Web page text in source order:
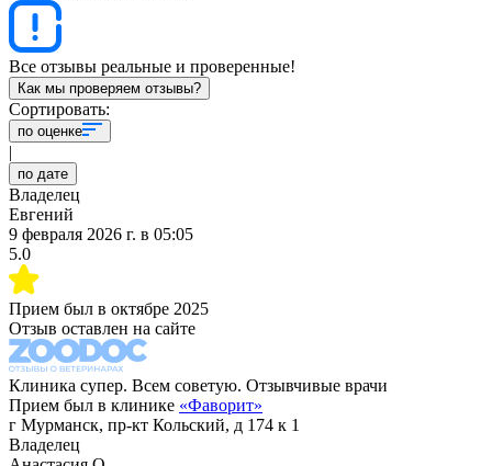
Все отзывы реальные и проверенные!
Как мы проверяем отзывы?
Сортировать:
по оценке
|
по дате
Владелец
Евгений
9 февраля 2026 г. в 05:05
5.0
Прием был в октябре 2025
Отзыв оставлен на сайте
Клиника супер. Всем советую. Отзывчивые врачи
Прием был в клинике «Фаворит»
г Мурманск, пр-кт Кольский, д 174 к 1
Владелец